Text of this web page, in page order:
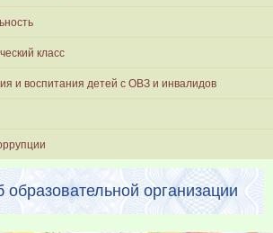
класс
и воспитания детей с ОВЗ и инвалидов
организации